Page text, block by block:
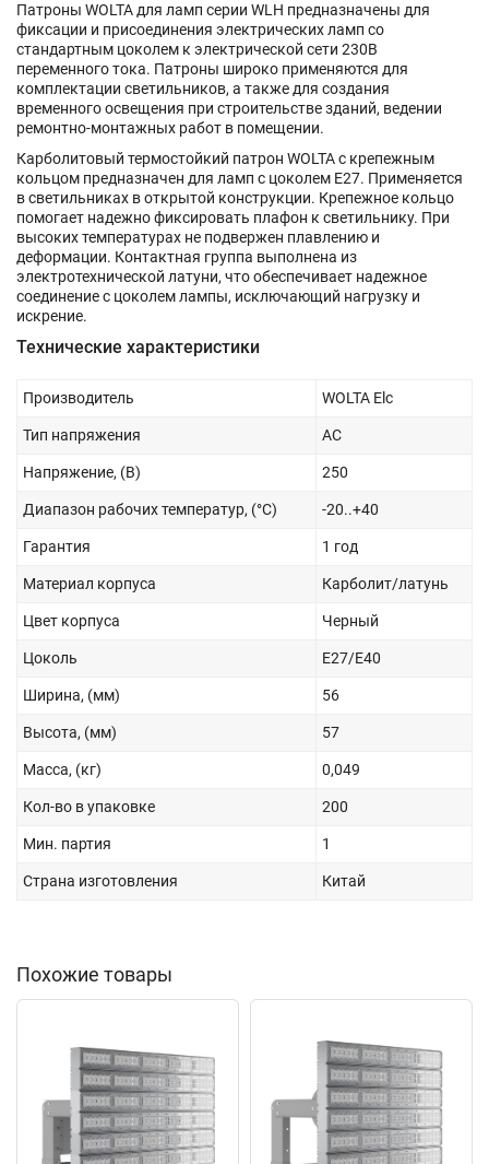
Патроны WOLTA для ламп серии WLH предназначены для
фиксации и присоединения электрических ламп со
стандартным цоколем к электрической сети 230В
переменного тока. Патроны широко применяются для
комплектации светильников, а также для создания
временного освещения при строительстве зданий, ведении
ремонтно-монтажных работ в помещении.
Карболитовый термостойкий патрон WOLTA с крепежным
кольцом предназначен для ламп с цоколем Е27. Применяется
в светильниках в открытой конструкции. Крепежное кольцо
помогает надежно фиксировать плафон к светильнику. При
высоких температурах не подвержен плавлению и
деформации. Контактная группа выполнена из
электротехнической латуни, что обеспечивает надежное
соединение с цоколем лампы, исключающий нагрузку и
искрение.
Технические характеристики
Производитель WOLTA Elc
Тип напряжения AC
Напряжение, (В) 250
Диапазон рабочих температур, (°С) -20..+40
Гарантия 1 год
Материал корпуса Карболит/латунь
Цвет корпуса Черный
Цоколь Е27/Е40
Ширина, (мм) 56
Высота, (мм) 57
Масса, (кг) 0,049
Кол-во в упаковке 200
Мин. партия 1
Страна изготовления Китай
Похожие товары